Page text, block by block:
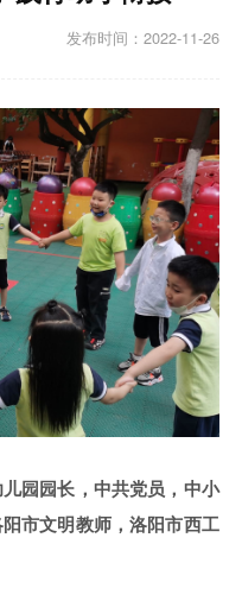
发布时间：2022-11-26
园园长，中共党员，中小
市文明教师，洛阳市西工